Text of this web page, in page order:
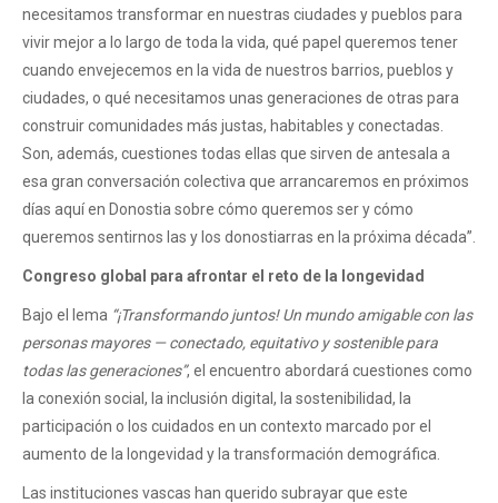
necesitamos transformar en nuestras ciudades y pueblos para
vivir mejor a lo largo de toda la vida, qué papel queremos tener
cuando envejecemos en la vida de nuestros barrios, pueblos y
ciudades, o qué necesitamos unas generaciones de otras para
construir comunidades más justas, habitables y conectadas.
Son, además, cuestiones todas ellas que sirven de antesala a
esa gran conversación colectiva que arrancaremos en próximos
días aquí en Donostia sobre cómo queremos ser y cómo
queremos sentirnos las y los donostiarras en la próxima década”.
Congreso global para afrontar el reto de la longevidad
Bajo el lema “¡Transformando juntos! Un mundo amigable con las
personas mayores — conectado, equitativo y sostenible para
todas las generaciones”, el encuentro abordará cuestiones como
la conexión social, la inclusión digital, la sostenibilidad, la
participación o los cuidados en un contexto marcado por el
aumento de la longevidad y la transformación demográfica.
Las instituciones vascas han querido subrayar que este